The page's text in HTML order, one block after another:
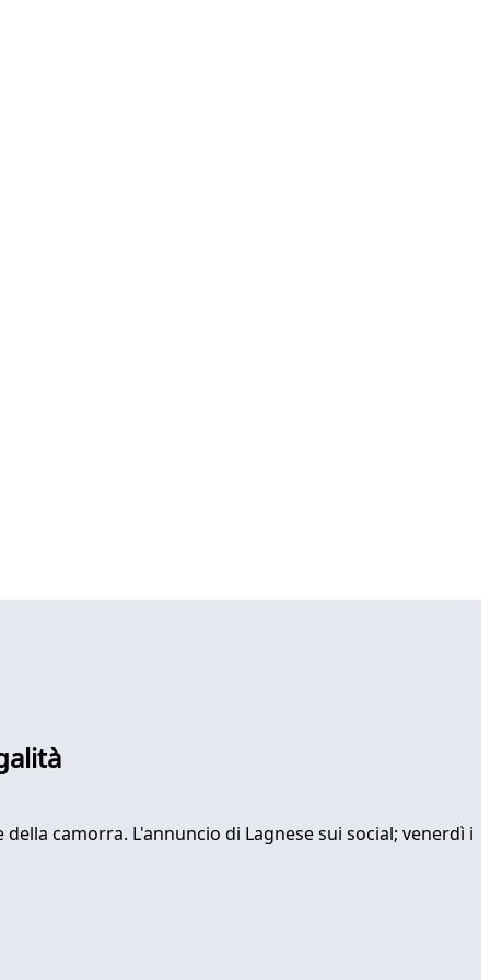
camorra. L'annuncio di Lagnese sui social; venerdì i